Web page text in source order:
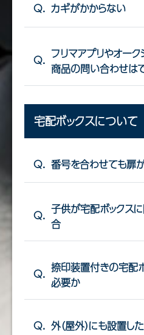
Q. カギがかからない
Q. フリマアプリやオー
商品の問い合わせは
宅配ボックスについて
Q. 番号を合わせても扉
Q. 子供が宅配ボックス
合
Q. 捺印装置付きの宅配
必要か
Q. 外（屋外）にも設置し